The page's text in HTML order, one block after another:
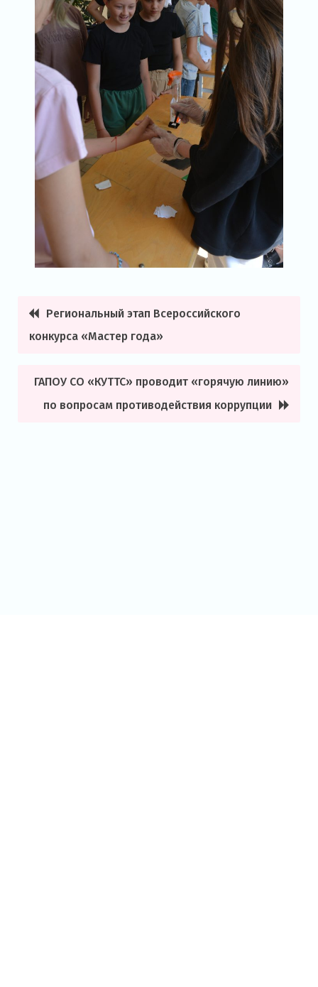
Навигация
по
Региональный этап Всероссийского
конкурса «Мастер года»
ГАПОУ СО «КУТТС» проводит «горячую линию»
по вопросам противодействия коррупции